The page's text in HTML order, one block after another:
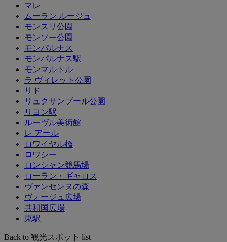
マレ
ムーラン ルージュ
モンスリ公園
モンソー公園
モンパルナス
モンパルナス駅
モンマルトル
ラ ヴィレット公園
リド
リュクサンブール公園
リヨン駅
ルーヴル美術館
レ アール
ロワイヤル橋
ロワシー
ロンシャン競馬場
ローラン・ギャロス
ヴァンセンヌの森
ヴォージュ広場
共和国広場
東駅
Back to 観光スポット list